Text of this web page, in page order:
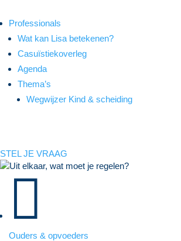
Professionals
Wat kan Lisa betekenen?
Casuïstiekoverleg
Agenda
Thema’s
Wegwijzer Kind & scheiding
STEL JE VRAAG

Ouders & opvoeders